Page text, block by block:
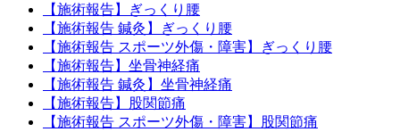
【施術報告】ぎっくり腰
【施術報告 鍼灸】ぎっくり腰
【施術報告 スポーツ外傷・障害】ぎっくり腰
【施術報告】坐骨神経痛
【施術報告 鍼灸】坐骨神経痛
【施術報告】股関節痛
【施術報告 スポーツ外傷・障害】股関節痛